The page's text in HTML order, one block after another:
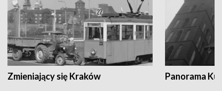
Zmieniający się Kraków Panorama